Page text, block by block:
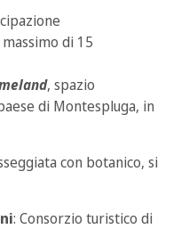
di 15
, spazio
di Montespluga, in
con botanico, si
: Consorzio turistico di